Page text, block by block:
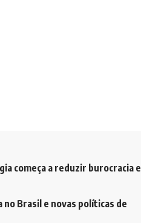
começa a reduzir burocracia e
Brasil e novas políticas de